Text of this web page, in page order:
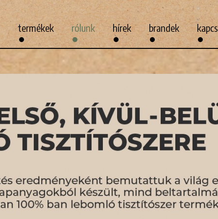
termékek rólunk hírek brandek